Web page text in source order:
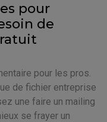
pour
de
pour les pros.
de fichier entreprise
une faire un mailing
se frayer un